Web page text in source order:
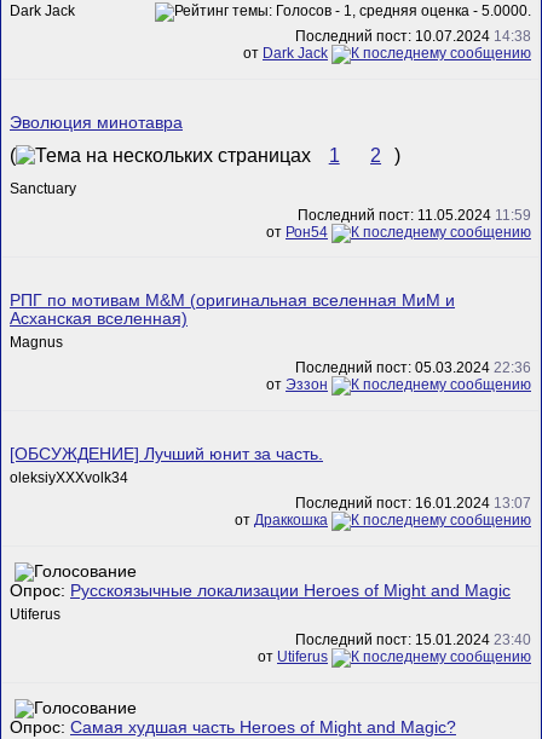
Dark Jack
Последний пост: 10.07.2024 14:38
от Dark Jack
Эволюция минотавра
( 1 2 )
Sanctuary
Последний пост: 11.05.2024 11:59
от Рон54
РПГ по мотивам M&M (оригинальная вселенная МиМ и
Асханская вселенная)
Magnus
Последний пост: 05.03.2024 22:36
от Эззон
[ОБСУЖДЕНИЕ] Лучший юнит за часть.
oleksiyXXXvolk34
Последний пост: 16.01.2024 13:07
от Драккошка
Опрос: Русскоязычные локализации Heroes of Might and Magic
Utiferus
Последний пост: 15.01.2024 23:40
от Utiferus
Опрос: Самая худшая часть Heroes of Might and Magic?